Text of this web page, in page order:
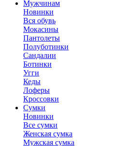
Мужчинам
Новинки
Вся обувь
Мокасины
Пантолеты
Полуботинки
Сандалии
Ботинки
Угги
Кеды
Лоферы
Кроссовки
Сумки
Новинки
Все сумки
Женская сумка
Мужская сумка